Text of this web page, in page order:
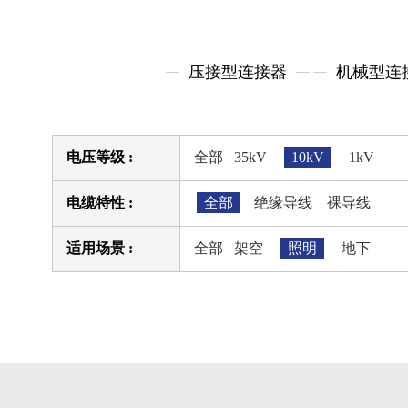
压接型连接器 机械型连
电压等级 : 全部 35kV 10kV 1kV
电缆特性 : 全部 绝缘导线 裸导线
适用场景 : 全部 架空 照明 地下